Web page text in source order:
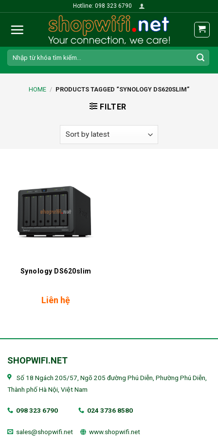
content
Hotline: 098 323 6790
Search
for:
HOME / PRODUCTS TAGGED “SYNOLOGY DS620SLIM”
FILTER
Synology DS620slim
Liên hệ
SHOPWIFI.NET
Số 18 Ngách 205/57, Ngõ 205 đường Phú Diễn, Phường Phú Diễn,
Thành phố Hà Nội, Việt Nam
098 323 6790 024 3736 8580
sales@shopwifi.net www.shopwifi.net